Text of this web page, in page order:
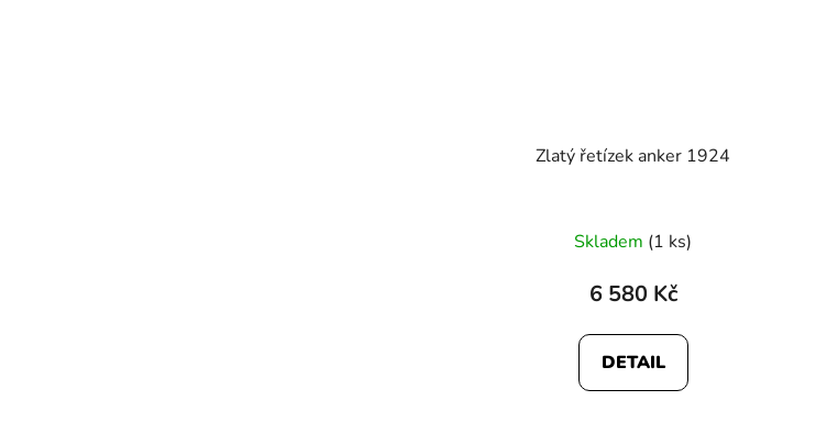
Zlatý řetízek anker 1924
Skladem (1 ks)
6 580 Kč
DETAIL